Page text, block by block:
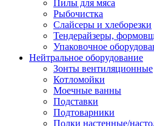
Пилы для мяса
Рыбочистка
Слайсеры и хлеборезки
Тендерайзеры,
Упаковочное
Нейтральное оборудование
Зонты вентиляционные
Котломойки
Моечные ванны
Подставки
Подтоварники
Полки настенные/